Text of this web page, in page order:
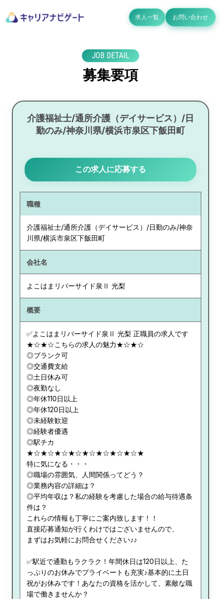
求人一覧 お問い合わせ
JOB DETAIL
募集要項
介護福祉士/通所介護（デイサービス）/日
勤のみ/神奈川県/横浜市泉区下飯田町
この求人に応募する
職種
介護福祉士/通所介護（デイサービス）/日勤のみ/神奈
川県/横浜市泉区下飯田町
会社名
よこはまリバーサイド泉Ⅱ 光梨
概要
✅よこはまリバーサイド泉Ⅱ 光梨 正職員の求人です
★☆★☆こちらの求人の魅力★☆★☆
◎ブランク可
◎交通費支給
◎土日休み可
◎夜勤なし
◎年休110日以上
◎年休120日以上
◎未経験歓迎
◎経験者優遇
◎駅チカ
★☆★☆★☆★☆★☆★☆★☆★☆★
特に気になる・・・
◎職場の雰囲気、人間関係ってどう？
◎業務内容の詳細は？
◎平均年収は？私の経験を考慮した場合の給与待遇条
件は？
これらの情報も丁寧にご案内致します！！
直接応募通知が行くわけではございませんので、
まずはお気軽にお問合せください♪♪
✅駅近で通勤もラクラク！年間休日は120日以上、た
っぷりのお休みでプライベートも充実♪基本的に土日
祝がお休みです！あなたの資格を活かして、素敵な職
場で働きませんか？